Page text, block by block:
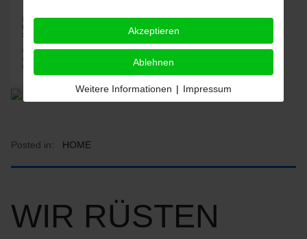
Posted in: HOME
WIR RÜSTEN
Akzeptieren
Ablehnen
Weitere Informationen | Impressum